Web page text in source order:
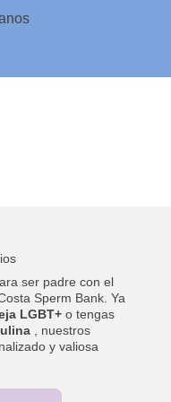
ser padre con el
Sperm Bank. Ya
LGBT+o tengas
, nuestros
y valiosa